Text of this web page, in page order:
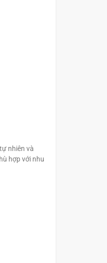
nhiên và
hợp với nhu